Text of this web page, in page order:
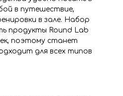
в путешествие,
в зале. Набор
продукты Round Lab
поэтому станет
для всех типов